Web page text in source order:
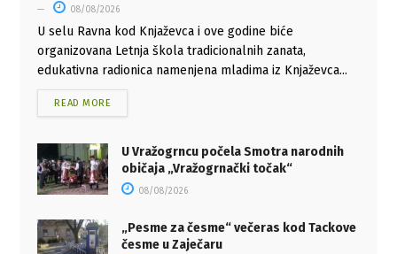
08/08/2026
U selu Ravna kod Knjaževca i ove godine biće
organizovana Letnja škola tradicionalnih zanata,
edukativna radionica namenjena mladima iz Knjaževca...
READ MORE
U Vražogrncu počela Smotra narodnih
običaja „Vražogrnački točak“
08/08/2026
„Pesme za česme“ večeras kod Tackove
česme u Zaječaru